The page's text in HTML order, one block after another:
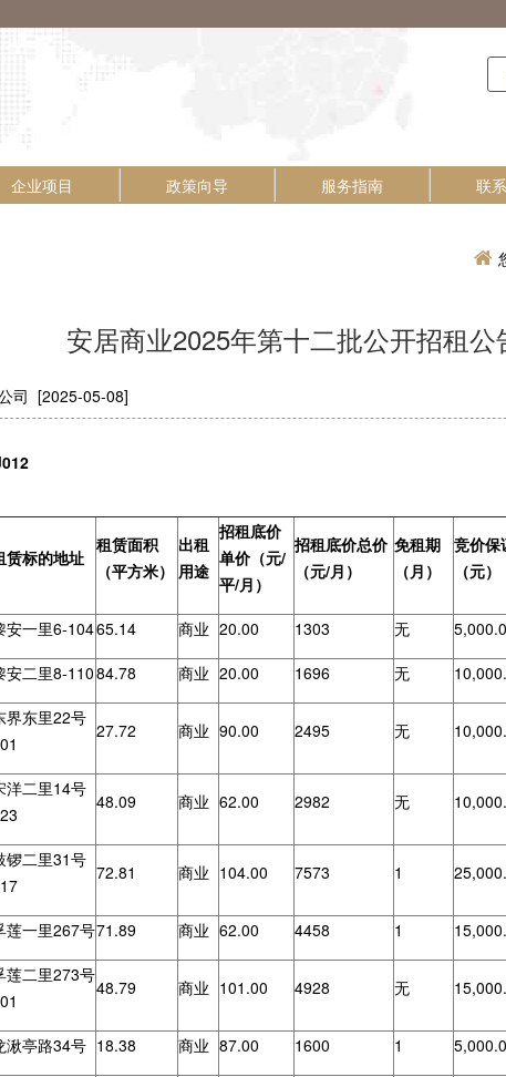
企业项目 政策向导 服务指南 联
安居商业2025年第十二批公开招租公
司 [2025-05-08]
赁标的地址
租赁面积
（平方米）
出租
用途
招租底价
单价（元/
平/月）
招租底价总价
（元/月）
免租期
（月）
竞价保
（元）
安一里6-10465.14 商业 20.00 1303 无
安二里8-11084.78 商业 20.00 1696 无
界东里22号
27.72 商业 90.00 2495 无
洋二里14号
48.09 商业 62.00 2982 无
锣二里31号
72.81 商业 104.00 7573 1
莲一里267号71.89 商业 62.00 4458 1
莲二里273号
48.79 商业 101.00 4928 无
湫亭路34号 18.38 商业 87.00 1600 1